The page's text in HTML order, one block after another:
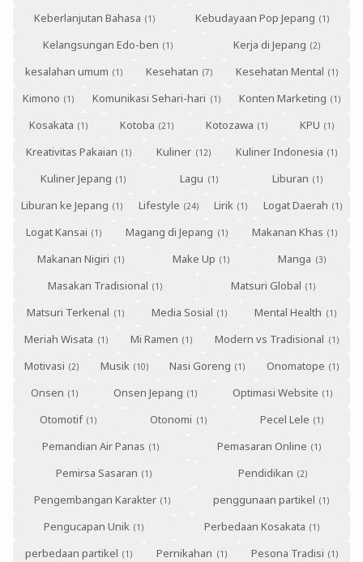
Keberlanjutan Bahasa
Kebudayaan Pop Jepang
Kelangsungan Edo-ben
Kerja di Jepang
kesalahan umum
Kesehatan
Kesehatan Mental
Kimono
Komunikasi Sehari-hari
Konten Marketing
Kosakata
Kotoba Kotozawa
KPU
Kreativitas Pakaian
Kuliner
Kuliner Indonesia
Kuliner Jepang
Lagu
Liburan
Liburan ke Jepang
Lifestyle Lirik
Logat Daerah
Logat Kansai
Magang di Jepang
Makanan Khas
Makanan Nigiri
Make Up
Manga
Masakan Tradisional
Matsuri Global
Matsuri Terkenal
Media Sosial
Mental Health
Meriah Wisata
Mi Ramen
Modern vs Tradisional
Motivasi
Musik Nasi Goreng
Onomatope
Onsen
Onsen Jepang
Optimasi Website
Otomotif
Otonomi
Pecel Lele
Pemandian Air Panas
Pemasaran Online
Pemirsa Sasaran
Pendidikan
Pengembangan Karakter
penggunaan partikel
Pengucapan Unik
Perbedaan Kosakata
perbedaan partikel
Pernikahan
Pesona Tradisi